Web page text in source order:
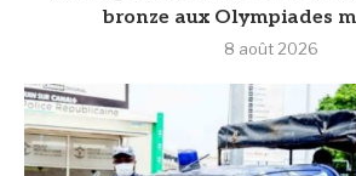
bronze aux Olympiades
8 août 2026